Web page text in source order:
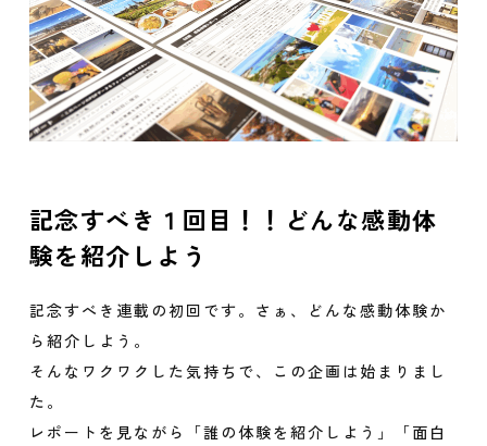
記念すべき１回目！！どんな感動体
験を紹介しよう
記念すべき連載の初回です。さぁ、どんな感動体験か
ら紹介しよう。
そんなワクワクした気持ちで、この企画は始まりまし
た。
レポートを見ながら「誰の体験を紹介しよう」「面白